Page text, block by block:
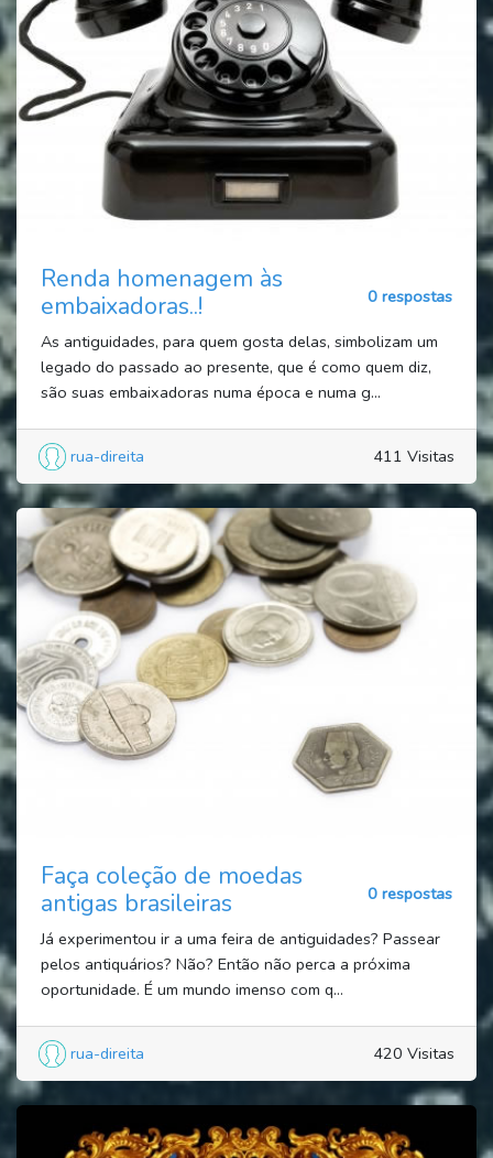
Renda homenagem às
embaixadoras..!
0 respostas
As antiguidades, para quem gosta delas, simbolizam um
legado do passado ao presente, que é como quem diz,
são suas embaixadoras numa época e numa g...
rua-direita 411 Visitas
Faça coleção de moedas
antigas brasileiras
0 respostas
Já experimentou ir a uma feira de antiguidades? Passear
pelos antiquários? Não? Então não perca a próxima
oportunidade. É um mundo imenso com q...
rua-direita 420 Visitas